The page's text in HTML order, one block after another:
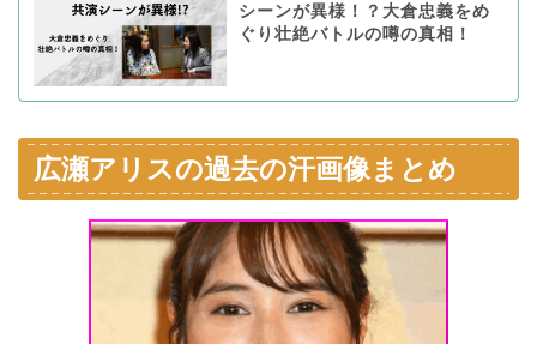
シーンが異様！？大倉忠義をめ
ぐり壮絶バトルの噂の真相！
広瀬アリスの過去の汗画像まとめ